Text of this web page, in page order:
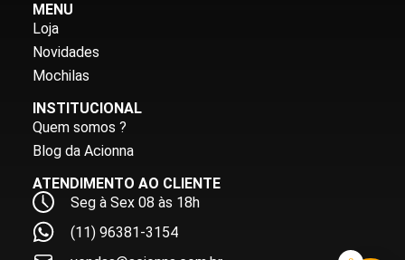
MENU
Loja
Novidades
Mochilas
INSTITUCIONAL
Quem somos ?
Blog da Acionna
ATENDIMENTO AO CLIENTE
Seg à Sex 08 às 18h
(11) 96381-3154